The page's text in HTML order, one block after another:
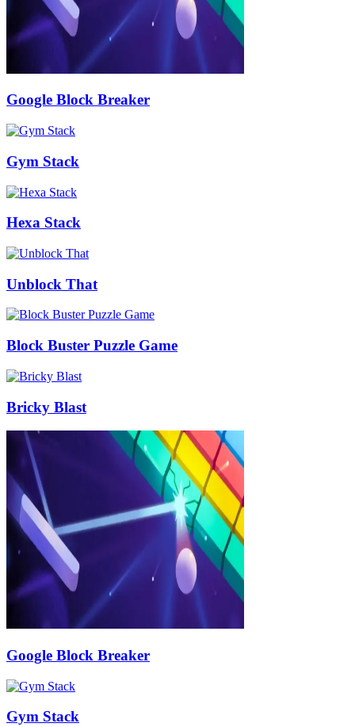
Google Block Breaker
Gym Stack
Hexa Stack
Unblock That
Block Buster Puzzle Game
Bricky Blast
Google Block Breaker
Gym Stack